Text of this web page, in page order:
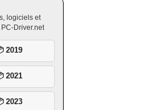
logiciels et
Driver.net
2019
2021
2023